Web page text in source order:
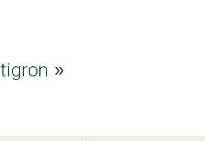
tigron »